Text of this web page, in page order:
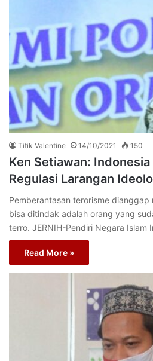
Titik Valentine 14/10/2021 150
Ken Setiawan:
Regulasi Larangan
Pemberantasan terorisme dianggap
bisa ditindak adalah orang yang
terro. JERNIH-Pendiri Negara Islam
Read More »